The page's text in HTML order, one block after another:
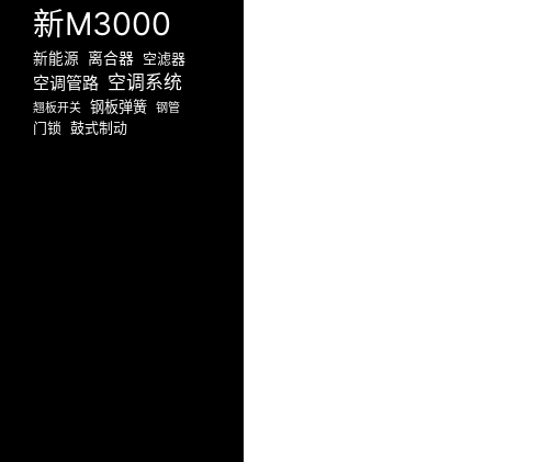
新M3000
新能源 离合器 空滤器
空调管路 空调系统
翘板开关 钢板弹簧 钢管
门锁 鼓式制动